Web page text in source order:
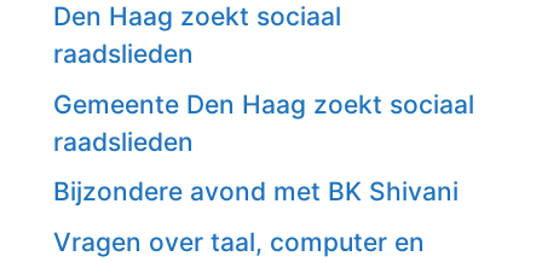
Den Haag zoekt sociaal
raadslieden
Gemeente Den Haag zoekt sociaal
raadslieden
Bijzondere avond met BK Shivani
Vragen over taal, computer en